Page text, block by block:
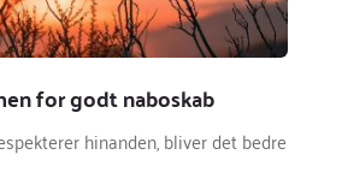
for godt naboskab
hinanden, bliver det bedre